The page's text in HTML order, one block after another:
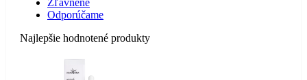
Zľavnené
Odporúčame
Najlepšie hodnotené produkty